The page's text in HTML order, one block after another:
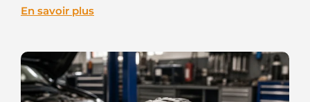
étaient, il y a encore une
Grace ou « à cause » de la délocalisation de nos
usines de fabrication dans les pays où la main
d’œuvre y est beaucoup moins chère, nous avons
En savoir plus